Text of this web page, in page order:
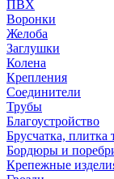
ПВХ
Воронки
Желоба
Заглушки
Колена
Крепления
Соединители
Трубы
Благоустройство
Брусчатка, плитка
Бордюры и
Крепежные